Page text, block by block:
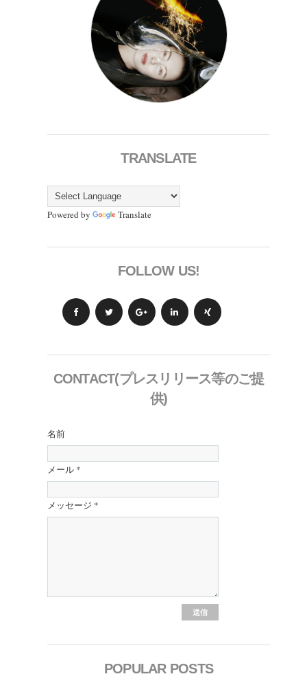
TRANSLATE
Powered by Translate
FOLLOW US!
CONTACT(プレスリリース等のご提
供)
名前
メール *
メッセージ *
POPULAR POSTS